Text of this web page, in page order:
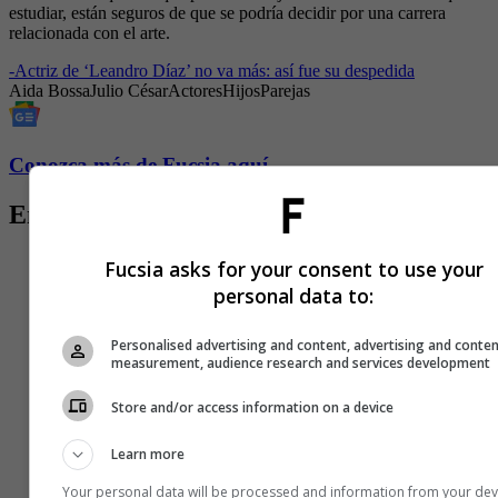
estudiar, están seguros de que se podría decidir por una carrera
relacionada con el arte.
-Actriz de ‘Leandro Díaz’ no va más: así fue su despedida
Aida BossaJulio CésarActoresHijosParejas
Conozca más de Fucsia aquí
Entradas relacionadas
Fucsia asks for your consent to use your
personal data to:
Personalised advertising and content, advertising and
measurement, audience research and services development
Store and/or access information on a device
Learn more
Your personal data will be processed and information from your